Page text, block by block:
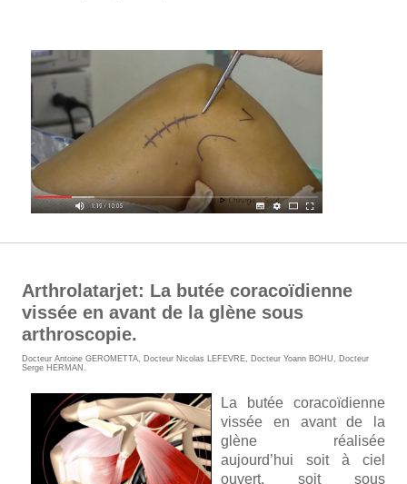
Arthrolatarjet: La butée coracoïdienne
vissée en avant de la glène sous
arthroscopie.
Docteur Antoine GEROMETTA Docteur Nicolas LEFEVRE Docteur Yoann BOHU
Docteur
Serge HERMAN
La butée coracoïdienne
vissée en avant de la
glène réalisée
aujourd’hui soit à ciel
ouvert, soit sous